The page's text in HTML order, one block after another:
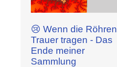
😢 Wenn die Röhren
Trauer tragen - Das
Ende meiner
Sammlung